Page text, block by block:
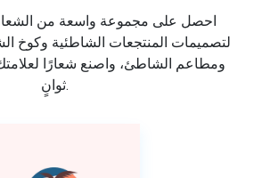
احصل على مجموعة واسعة من
لتصميمات المنتجعات الشاطئية وكوخ
ومطاعم الشاطئ، واصنع شعارًا
ثوانٍ.